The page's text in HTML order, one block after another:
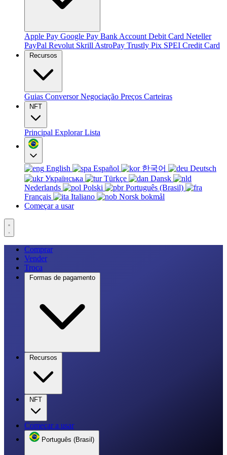
Apple Pay Google Pay Bank Account Debit Card Neteller
PayPal Revolut Skrill AstroPay Trustly Pix SPEI Credit Card
Recursos
Guias ConversorNegociação Preços Carteiras
NFT
Principal ExplorarLista
English Español 한국어
Deutsch
Українська
Türkçe
Dansk
Nederlands
Polski
Português (Brasil)
Français
Italiano
Norsk bokmål
Começar a usar
Comprar
Vender
Troca
Formas de pagamento
Recursos
NFT
Começar a usar
Português (Brasil)